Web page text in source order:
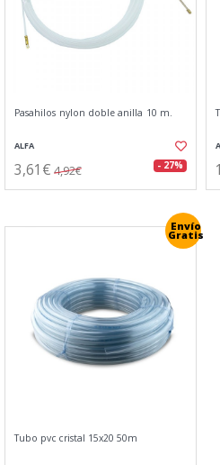
Pasahilos nylon doble anilla 10 m.
ALFA
3,61€ 4,92€ - 27%
Envío
Gratis
Tubo pvc cristal 15x20 50m